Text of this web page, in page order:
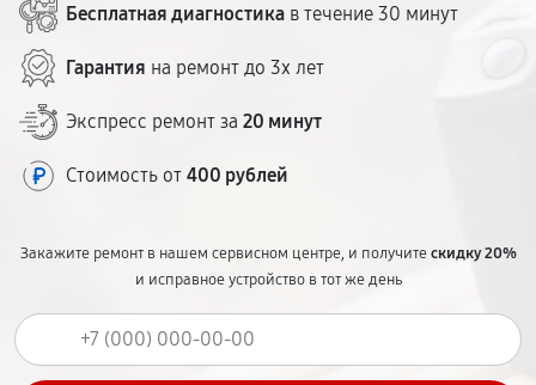
Бесплатная диагностика в течение 30 минут
Гарантия на ремонт до 3х лет
Экспресс ремонт за 20 минут
Стоимость от 400 рублей
Закажите ремонт в нашем сервисном центре, и получитескидку 20%
и исправное устройство в тот же день